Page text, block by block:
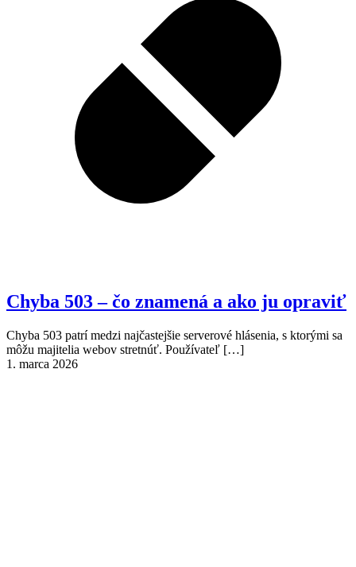
Chyba 503 – čo znamená a ako ju opraviť
Chyba 503 patrí medzi najčastejšie serverové hlásenia, s ktorými sa
môžu majitelia webov stretnúť. Používateľ […]
1. marca 2026